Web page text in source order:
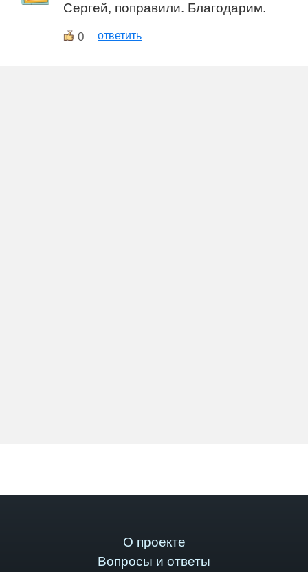
Сергей, поправили. Благодарим.
0 ответить
О проекте
Вопросы и ответы